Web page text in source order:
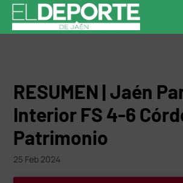
RESUMEN | Jaén
Interior FS 4-6
Patrimonio
25 Feb 2024